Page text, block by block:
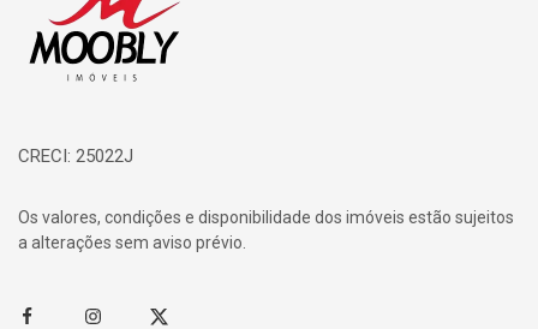
CRECI: 25022J
Os valores, condições e disponibilidade dos imóveis estão sujeitos
a alterações sem aviso prévio.
FacebookInstagramTwitter